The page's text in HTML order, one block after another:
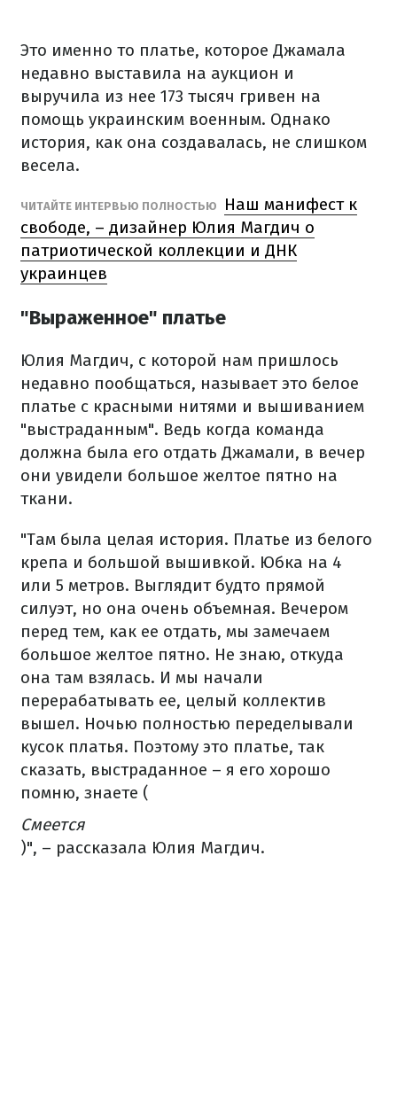
Это именно то платье, которое Джамала
недавно выставила на аукцион и
выручила из нее 173 тысяч гривен на
помощь украинским военным. Однако
история, как она создавалась, не слишком
весела.
ЧИТАЙТЕ ИНТЕРВЬЮ ПОЛНОСТЬЮ
Наш манифест к
свободе, – дизайнер Юлия Магдич о
патриотической коллекции и ДНК
украинцев
"Выраженное" платье
Юлия Магдич, с которой нам пришлось
недавно пообщаться, называет это белое
платье с красными нитями и вышиванием
"выстраданным". Ведь когда команда
должна была его отдать Джамали, в вечер
они увидели большое желтое пятно на
ткани.
"Там была целая история. Платье из белого
крепа и большой вышивкой. Юбка на 4
или 5 метров. Выглядит будто прямой
силуэт, но она очень объемная. Вечером
перед тем, как ее отдать, мы замечаем
большое желтое пятно. Не знаю, откуда
она там взялась. И мы начали
перерабатывать ее, целый коллектив
вышел. Ночью полностью переделывали
кусок платья. Поэтому это платье, так
сказать, выстраданное – я его хорошо
помню, знаете (
Смеется
)", – рассказала Юлия Магдич.